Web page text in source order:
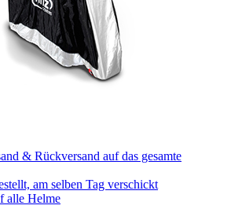
& Rückversand auf das gesamte
am selben Tag verschickt
alle Helme